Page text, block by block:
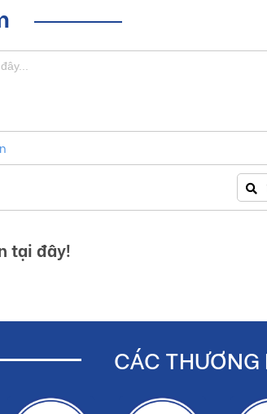
tường Viglacera kích thước
đứng đầu trên thị trường gạch ốp lát hiện
rãi và phổ biến nhờ vào chất lượng sản
gạch Ceramic và Granite. Mỗi dòng đều
được nhiều người ưa chuộng nhờ vào những
văn khác nhau làm tăng thêm nhiều sự lựa
tại đây!
CÁC